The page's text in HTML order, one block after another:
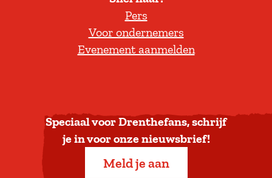
t
e
r
a
a
b
Pers
Voor ondernemers
Evenement aanmelden
Speciaal voor Drenthefans, schrijf
je in voor onze nieuwsbrief!
Meld je aan